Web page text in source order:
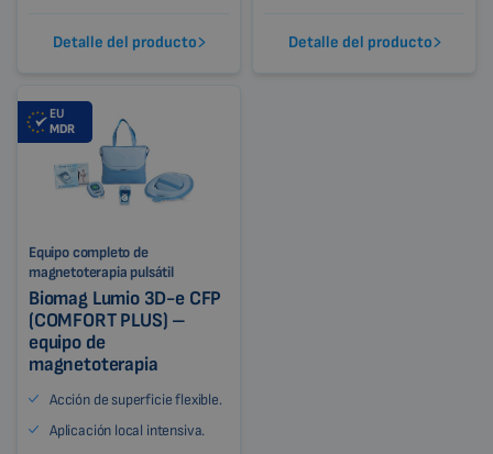
Detalle del producto Detalle del producto
EU
MDR
Equipo completo de
magnetoterapia pulsátil
Biomag Lumio 3D-e CFP
(COMFORT PLUS) –
equipo de
magnetoterapia
Acción de superficie flexible.
Aplicación local intensiva.